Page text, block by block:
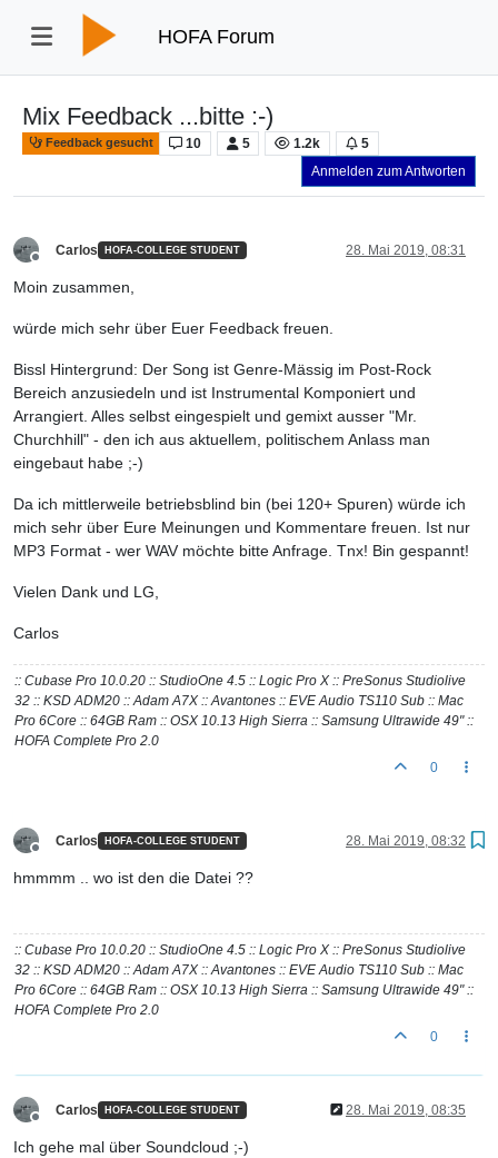
HOFA Forum
Mix Feedback ...bitte :-)
Feedback gesucht 10 5 1.2k
5
Anmelden zum Antworten
Carlos HOFA-COLLEGE STUDENT 28. Mai 2019, 08:31
Moin zusammen,
würde mich sehr über Euer Feedback freuen.
Bissl Hintergrund: Der Song ist Genre-Mässig im Post-Rock
Bereich anzusiedeln und ist Instrumental Komponiert und
Arrangiert. Alles selbst eingespielt und gemixt ausser "Mr.
Churchhill" - den ich aus aktuellem, politischem Anlass man
eingebaut habe ;-)
Da ich mittlerweile betriebsblind bin (bei 120+ Spuren) würde ich
mich sehr über Eure Meinungen und Kommentare freuen. Ist nur
MP3 Format - wer WAV möchte bitte Anfrage. Tnx! Bin gespannt!
Vielen Dank und LG,
Carlos
:: Cubase Pro 10.0.20 :: StudioOne 4.5 :: Logic Pro X :: PreSonus Studiolive
32 :: KSD ADM20 :: Adam A7X :: Avantones :: EVE Audio TS110 Sub :: Mac
Pro 6Core :: 64GB Ram :: OSX 10.13 High Sierra :: Samsung Ultrawide 49" ::
HOFA Complete Pro 2.0
0
Carlos HOFA-COLLEGE STUDENT 28. Mai 2019, 08:32
hmmmm .. wo ist den die Datei ??
:: Cubase Pro 10.0.20 :: StudioOne 4.5 :: Logic Pro X :: PreSonus Studiolive
32 :: KSD ADM20 :: Adam A7X :: Avantones :: EVE Audio TS110 Sub :: Mac
Pro 6Core :: 64GB Ram :: OSX 10.13 High Sierra :: Samsung Ultrawide 49" ::
HOFA Complete Pro 2.0
0
Carlos HOFA-COLLEGE STUDENT 28. Mai 2019, 08:35
Ich gehe mal über Soundcloud ;-)